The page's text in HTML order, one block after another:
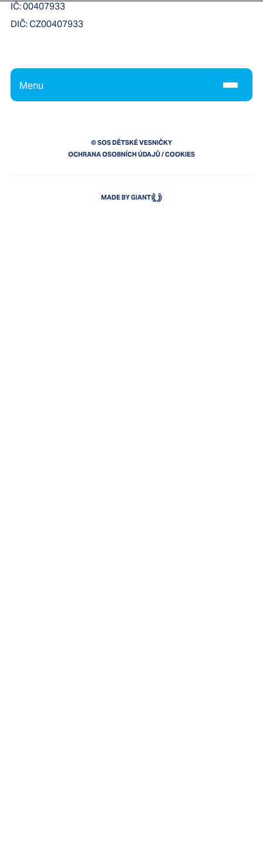
IČ:00407933
DIČ:CZ00407933
Menu
© SOS DĚTSKÉ VESNIČKY
OCHRANA OSOBNÍCH ÚDAJŮ/COOKIES
MADE BY GIANT